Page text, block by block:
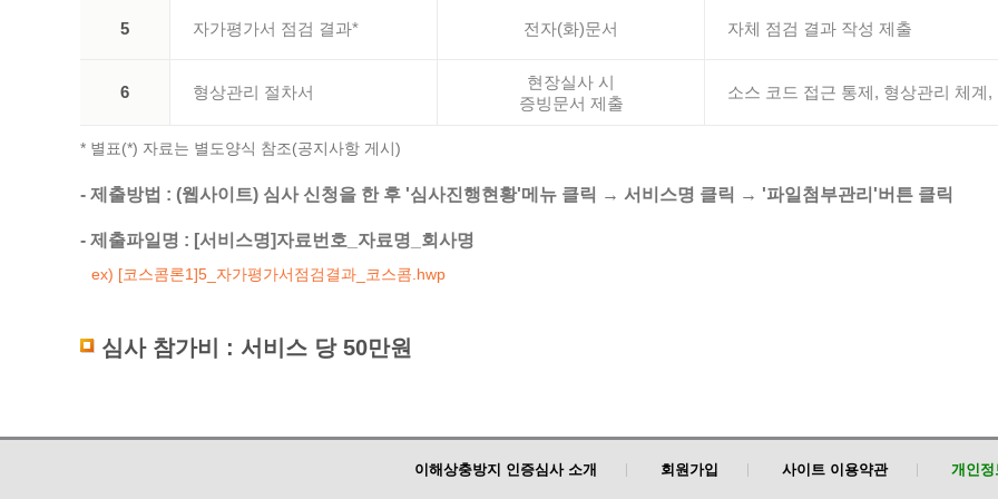
5 자가평가서 점검 결과* 전자(화)문서 자체 점검 결과 작성 제출
6 형상관리 절차서
현장실사 시
증빙문서 제출
소스 코드 접근 통제, 형상관리 체계
* 별표(*) 자료는 별도양식 참조(공지사항 게시)
- 제출방법 : (웹사이트) 심사 신청을 한 후 '심사진행현황'메뉴 클릭 → 서비스명 클릭 → '파일첨부관리'버튼 클릭
- 제출파일명 : [서비스명]자료번호_자료명_회사명
ex) [코스콤론1]5_자가평가서점검결과_코스콤.hwp
심사 참가비 : 서비스 당 50만원
이해상충방지 인증심사 소개 회원가입 사이트 이용약관 개인정